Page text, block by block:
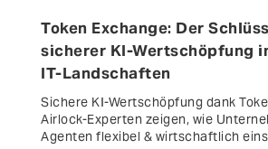
Token Exchange: Der
sicherer KI-Wertschöpfung
IT-Landschaften
Sichere KI-Wertschöpfung dank
Airlock-Experten zeigen, wie
Agenten flexibel & wirtschaftlich